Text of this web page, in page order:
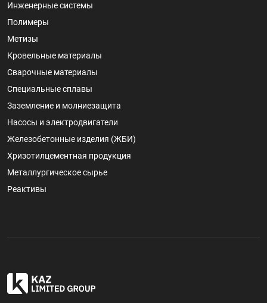
Инженерные системы
Полимеры
Метизы
Кровельные материалы
Сварочные материалы
Специальные сплавы
Заземление и молниезащита
Насосы и электродвигатели
Железобетонные изделия (ЖБИ)
Хризотилцементная продукция
Металлургическое сырье
Реактивы